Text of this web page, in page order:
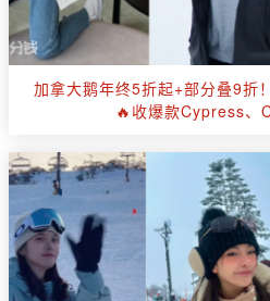
加拿大鹅年终5折起+部分叠9
🔥收爆款Cypress、